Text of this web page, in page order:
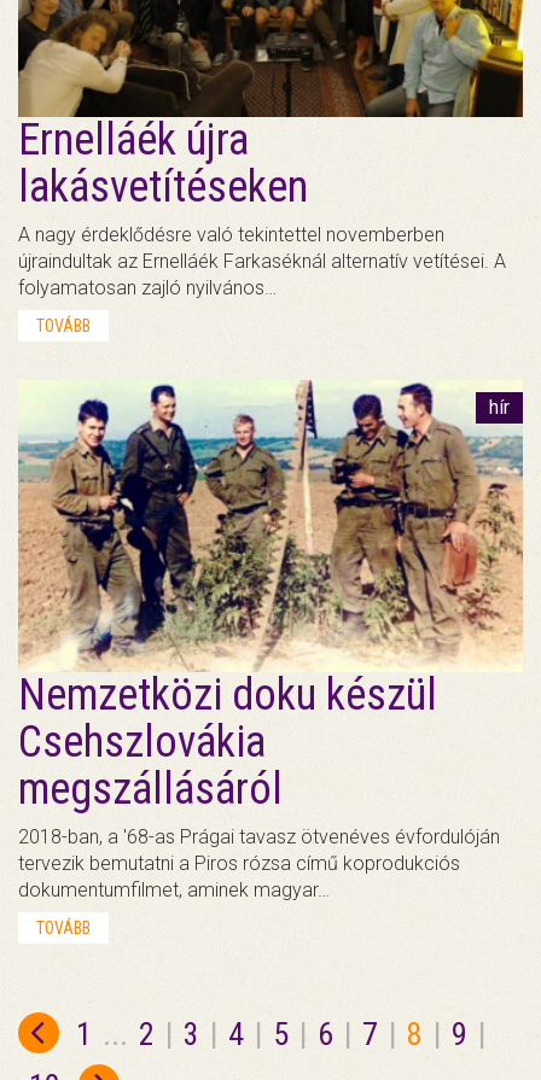
Ernelláék újra
lakásvetítéseken
A nagy érdeklődésre való tekintettel novemberben
újraindultak az Ernelláék Farkaséknál alternatív vetítései. A
folyamatosan zajló nyilvános…
TOVÁBB
hír
Nemzetközi doku készül
Csehszlovákia
megszállásáról
2018-ban, a '68-as Prágai tavasz ötvenéves évfordulóján
tervezik bemutatni a Piros rózsa című koprodukciós
dokumentumfilmet, aminek magyar…
TOVÁBB
1 ... 2 | 3 | 4 | 5 | 6 | 7 | 8 | 9 |